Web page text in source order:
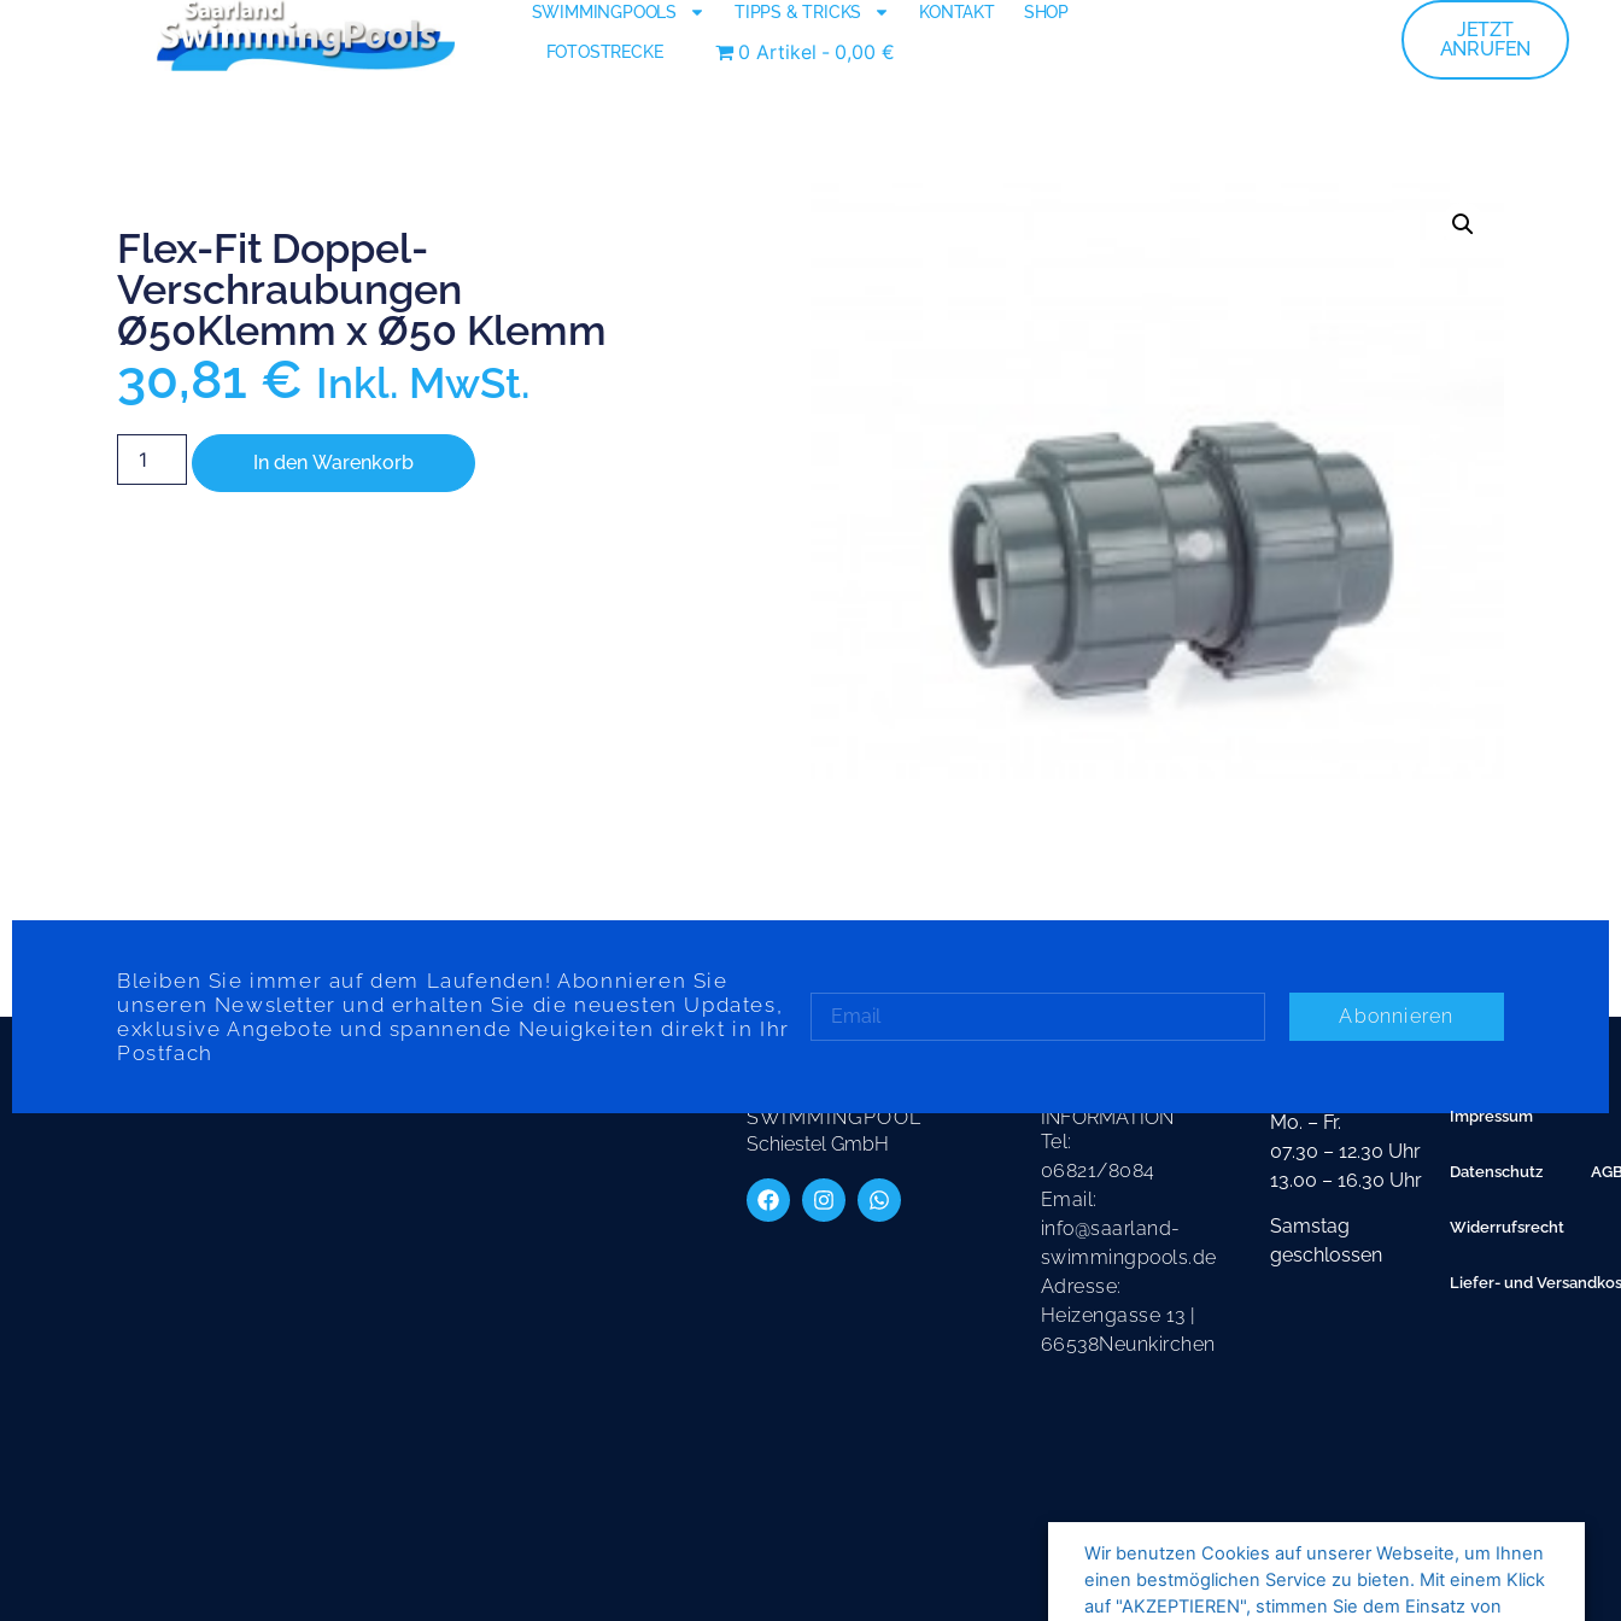
SWIMMINGPOOLS TIPPS & TRICKS KONTAKT SHOP
FOTOSTRECKE 0 Artikel 0,00 €
JETZT
ANRUFEN
Flex-Fit Doppel-
Verschraubungen
Ø50Klemm x Ø50 Klemm
30,81 € Inkl. MwSt.
In den Warenkorb
Bleiben Sie immer auf dem Laufenden! Abonnieren Sie
unseren Newsletter und erhalten Sie die neuesten Updates,
exklusive Angebote und spannende Neuigkeiten direkt in Ihr
Postfach
Abonnieren
SWIMMINGPOOL
Schiestel GmbH
INFORMATION
Tel:
06821/8084
Email:
info@saarland-
swimmingpools.de
Adresse:
Heizengasse 13 |
66538Neunkirchen
Mo. – Fr.
07.30 – 12.30 Uhr
13.00 – 16.30 Uhr
Samstag
geschlossen
Impressum
Datenschutz
Widerrufsrecht
Liefer- und
Wir benutzen Cookies auf unserer Webseite, um Ihnen
einen bestmöglichen Service zu bieten. Mit einem Klick
auf "AKZEPTIEREN", stimmen Sie dem Einsatz von